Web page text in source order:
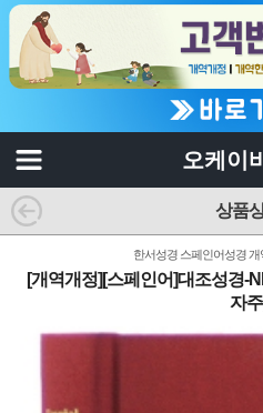
오케이
상품
한서성경 스페인어성경
[개역개정][스페인어]대조성경-
자